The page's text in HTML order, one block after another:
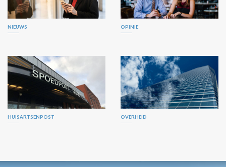
NIEUWS OPINIE
HUISARTSENPOST OVERHEID